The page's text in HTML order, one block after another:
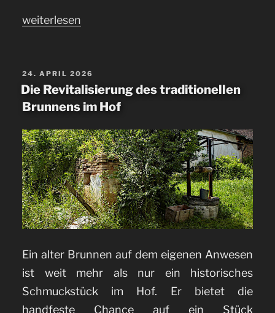
„Brunnenwasser
Mein
Hauswasserwerk“
weiterlesen
VERÖFFENTLICHT
AM
24. APRIL 2026
Die Revitalisierung des traditionellen
Brunnens im Hof
Ein alter Brunnen auf dem eigenen Anwesen
ist weit mehr als nur ein historisches
Schmuckstück im Hof. Er bietet die
handfeste Chance auf ein Stück